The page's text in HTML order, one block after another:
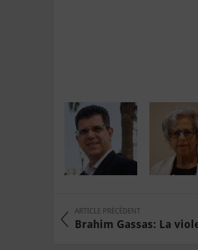
ARTICLE PRÉCÉDENT
Brahim Gassas: La